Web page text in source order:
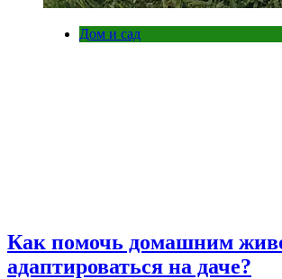
Дом и сад
Как помочь домашним
адаптироваться на даче?